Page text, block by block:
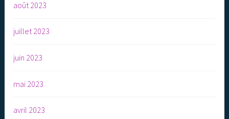
août 2023
juillet 2023
juin 2023
mai 2023
avril 2023